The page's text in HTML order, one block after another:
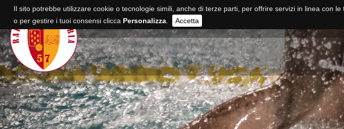
Il sito potrebbe utilizzare cookie o tecnologie simili, anche di terze parti, per offrire servizi in linea con
o per gestire i tuoi consensi clicca Personalizza. Accetta